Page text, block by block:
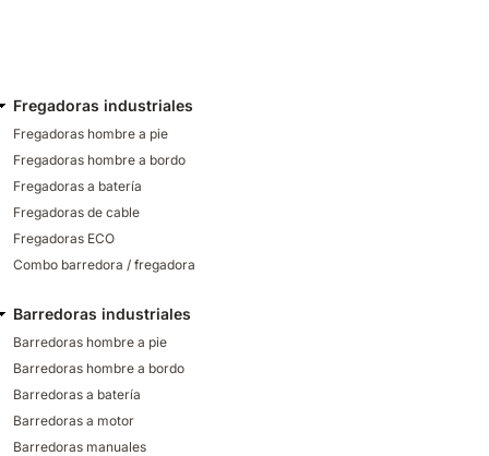
Fregadoras industriales
Fregadoras hombre a pie
Fregadoras hombre a bordo
Fregadoras a batería
Fregadoras de cable
Fregadoras ECO
Combo barredora / fregadora
Barredoras industriales
Barredoras hombre a pie
Barredoras hombre a bordo
Barredoras a batería
Barredoras a motor
Barredoras manuales